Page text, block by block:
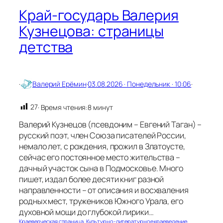
и
в
!
Край-государь Валерия
Кузнецова: страницы
детства
· Валерий Ерёмин·03.08.2026 · Понедельник · 10:06·
27· Время чтения:8 минут
Валерий Кузнецов (псевдоним – Евгений Таган) –
русский поэт, член Союза писателей России,
немало лет, с рождения, прожил в Златоусте,
сейчас его постоянное место жительства –
дачный участок сына в Подмосковье. Много
пишет, издал более десяти книг разной
направленности – от описания и восхваления
родных мест, тружеников Южного Урала, его
духовной мощи до глубокой лирики…
Краеведческая страница, Культурно-литературное краеведение